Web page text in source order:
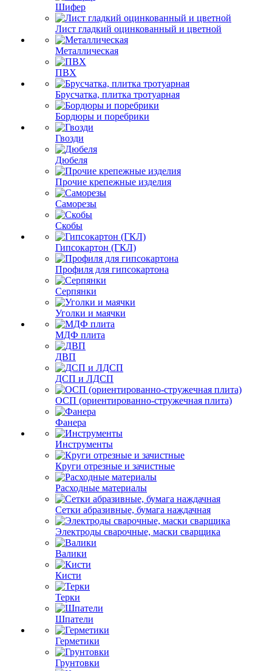
Шифер
Лист гладкий оцинкованный и цветной
Металлическая
ПВХ
Брусчатка, плитка тротуарная
Бордюры и поребрики
Гвозди
Дюбеля
Прочие крепежные изделия
Саморезы
Скобы
Гипсокартон (ГКЛ)
Профиля для гипсокартона
Серпянки
Уголки и маячки
МДФ плита
ДВП
ДСП и ЛДСП
ОСП (ориентированно-стружечная плита)
Фанера
Инструменты
Круги отрезные и зачистные
Расходные материалы
Сетки абразивные, бумага наждачная
Электроды сварочные, маски сварщика
Валики
Кисти
Терки
Шпатели
Герметики
Грунтовки